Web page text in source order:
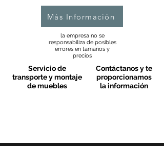
Más Información
la empresa no se
responsabiliza de posibles
errores en tamaños y
precios
Servicio de
transporte y montaje
de muebles
Contáctanos y te
proporcionamos
la información